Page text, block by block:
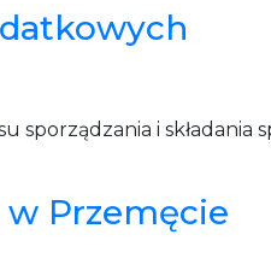
sporządzania i składania
Przemęcie